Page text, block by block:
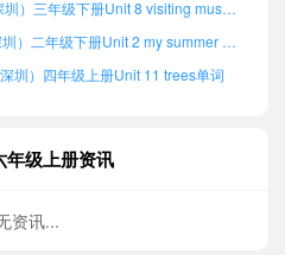
沪教版（深圳）二年级下册Unit 2 my summer holiday单词
圳）四年级上册Unit 11 trees单词
深圳）五年级上册Unit 10 air单词
年级上册资讯
资讯...